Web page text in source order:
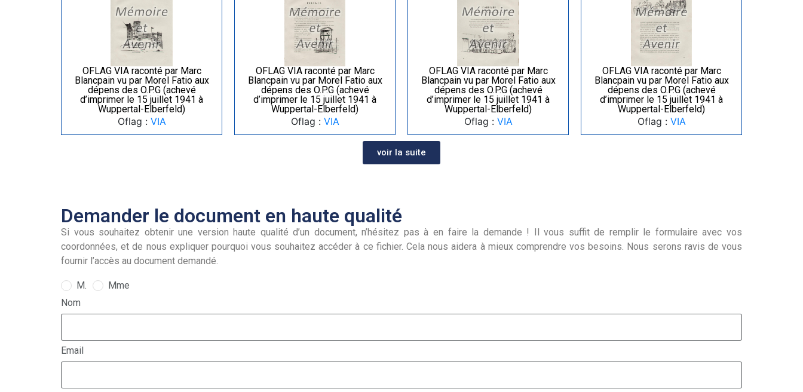
OFLAG VIA raconté par Marc
Blancpain vu par Morel Fatio aux
dépens des O.P.G (achevé
d’imprimer le 15 juillet 1941 à
Wuppertal-Elberfeld)
Oflag : VIA
OFLAG VIA raconté par Marc
Blancpain vu par Morel Fatio aux
dépens des O.P.G (achevé
d’imprimer le 15 juillet 1941 à
Wuppertal-Elberfeld)
Oflag : VIA
OFLAG VIA raconté par Marc
Blancpain vu par Morel Fatio aux
dépens des O.P.G (achevé
d’imprimer le 15 juillet 1941 à
Wuppertal-Elberfeld)
Oflag : VIA
OFLAG VIA raconté par Marc
Blancpain vu par Morel Fatio aux
dépens des O.P.G (achevé
d’imprimer le 15 juillet 1941 à
Wuppertal-Elberfeld)
Oflag : VIA
voir la suite
Demander le document en haute qualité
Si vous souhaitez obtenir une version haute qualité d’un document, n’hésitez pas à en faire la demande ! Il vous suffit de remplir le formulaire avec vos
coordonnées, et de nous expliquer pourquoi vous souhaitez accéder à ce fichier. Cela nous aidera à mieux comprendre vos besoins. Nous serons ravis de vous
fournir l’accès au document demandé.
M.
Mme
Nom
Email